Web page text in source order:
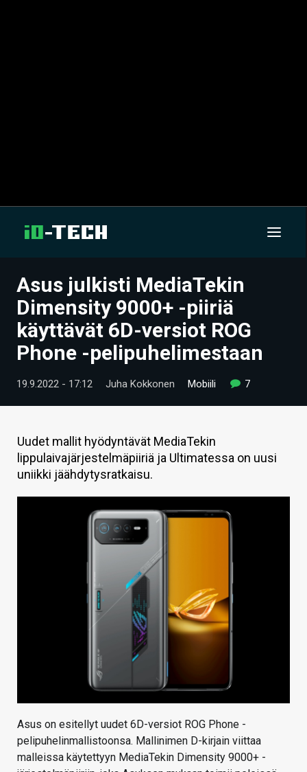
UUTISET
ARTIKKELIT
VIDEOT
TECHBBS
HINTA.FI
KAUPPA
VAIHDA TEEMA
Asus julkisti MediaTekin
Dimensity 9000+ -piiriä
käyttävät 6D-versiot ROG
Phone -pelipuhelimestaan
19.9.2022 - 17:12 Juha Kokkonen Mobiili 7
Uudet mallit hyödyntävät MediaTekin
lippulaivajärjestelmäpiiriä ja Ultimatessa on uusi
uniikki jäähdytysratkaisu.
Asus on esitellyt uudet 6D-versiot ROG Phone -
pelipuhelinmallistoonsa. Mallinimen D-kirjain viittaa
malleissa käytettyyn MediaTekin Dimensity 9000+ -